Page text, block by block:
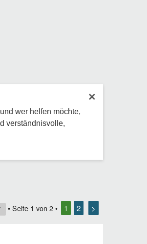
×
wer helfen möchte,
verständnisvolle,
• Seite 1 von 2 • 1 2 >